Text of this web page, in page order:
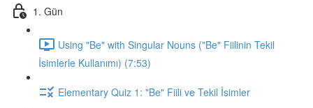
1. Gün
Using "Be" with Singular Nouns ("Be" Fiilinin Tekil
İsimlerle Kullanımı) (7:53)
Elementary Quiz 1: "Be" Fiili ve Tekil İsimler